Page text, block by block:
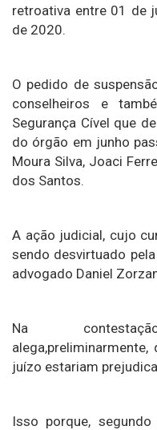
retroativa entre 01 de
de 2020.
O pedido de
conselheiros e
Segurança Cível que
do órgão em junho
Moura Silva, Joaci
dos Santos.
A ação judicial, cujo
sendo desvirtuado
advogado Daniel
Na
juízo estariam
Isso porque,